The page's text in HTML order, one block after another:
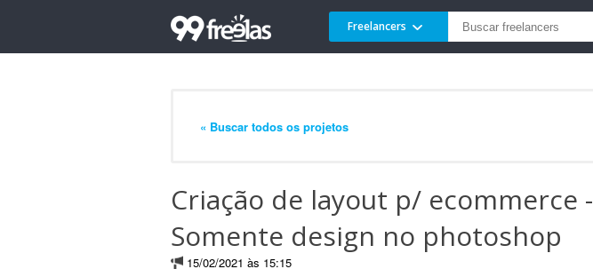
Freelancers
« Buscar todos os projetos
Criação de layout p/ ecommerce -
Somente design no photoshop
15/02/2021 às 15:15